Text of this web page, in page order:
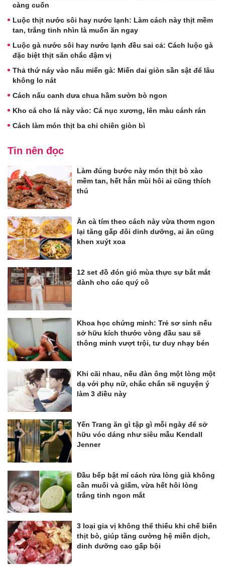
càng cuốn
Luộc thịt nước sôi hay nước lạnh: Làm cách này thịt mềm
tan, trắng tinh nhìn là muốn ăn ngay
Luộc gà nước sôi hay nước lạnh đều sai cả: Cách luộc gà
đặc biệt thịt săn chắc đậm vị
Thả thứ náy vào nấu miến gà: Miến dai giòn sần sật để lâu
không lo nát
Cách nấu canh dưa chua hầm sườn bò ngon
Kho cá cho lá này vào: Cá nục xương, lên màu cánh rán
Cách làm món thịt ba chỉ chiên giòn bì
Tin nên đọc
Làm đúng bước này món thịt bò xào
mềm tan, hết hẳn mùi hôi ai cũng thích
thú
Ăn cà tím theo cách này vừa thơm ngon
lại tăng gấp đôi dinh dưỡng, ai ăn cũng
khen xuýt xoa
12 set đồ đón gió mùa thực sự bắt mắt
dành cho các quý cô
Khoa học chứng minh: Trẻ sơ sinh nếu
sở hữu kích thước vòng đầu sau sẽ
thông minh vượt trội, tư duy nhạy bén
Khi cãi nhau, nếu đàn ông một lòng một
dạ với phụ nữ, chắc chắn sẽ nguyện ý
làm 3 điều này
Yến Trang ăn gì tập gì mỗi ngày để sở
hữu vóc dáng như siêu mẫu Kendall
Jenner
Đầu bếp bật mí cách rửa lòng già không
cần muối và giấm, vừa hết hôi lòng
trắng tinh ngon mắt
3 loại gia vị không thể thiếu khi chế biến
thịt bò, giúp tăng cường hệ miễn dịch,
dinh dưỡng cao gấp bội